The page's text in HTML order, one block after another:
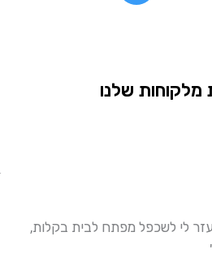
שלנו
לשכפל מפתח לבית בקלות,